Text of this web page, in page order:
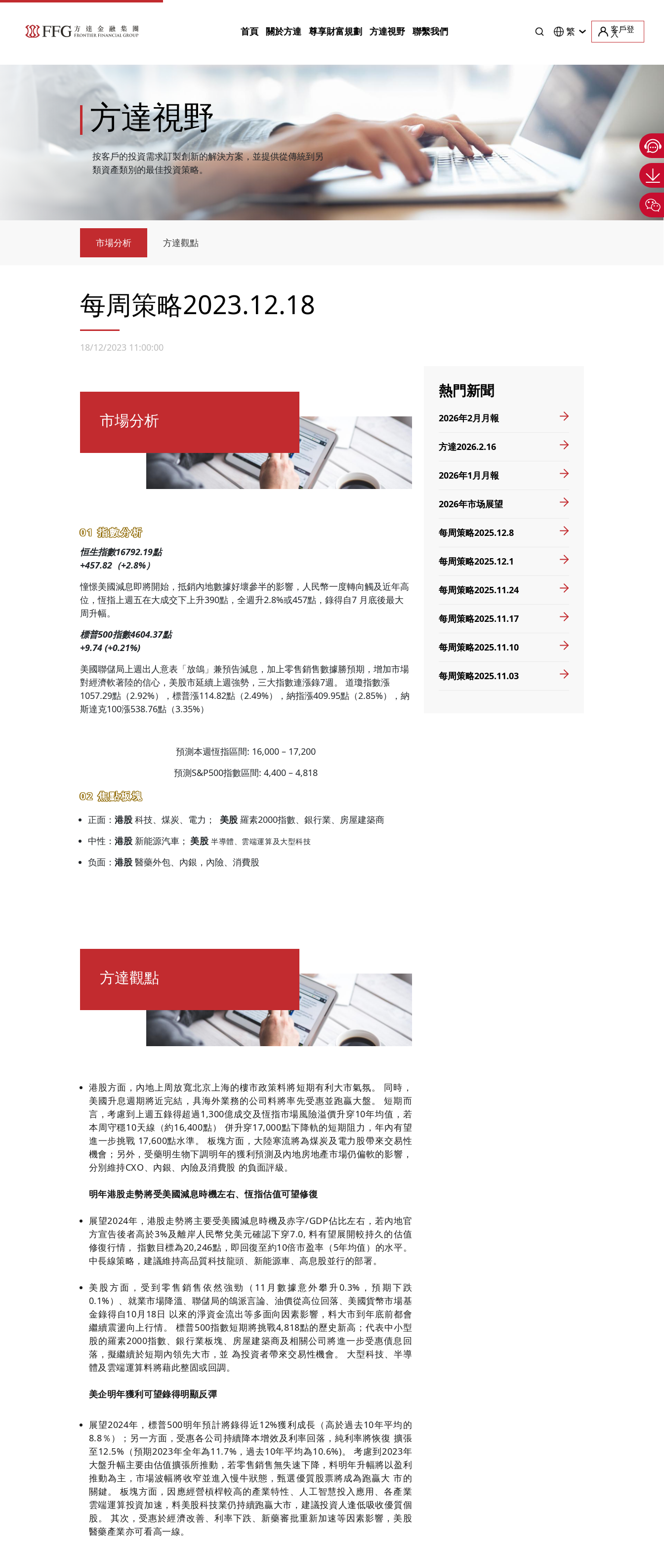
首頁 關於方達 尊享財富規劃 方達視野 聯繫我們 繁 客戶登
入
方達視野
按客戶的投資需求訂製創新的解決方案，並提供從傳統到另
類資產類別的最佳投資策略。
市場分析 方達觀點
每周策略2023.12.18
18/12/2023 11:00:00
市場分析
01 指數分析
恒生指數16792.19點
+457.82（+2.8%）
憧憬美國減息即將開始，抵銷內地數據好壞參半的影響，人民幣一度轉向觸及近年高
位，恆指上週五在大成交下上升390點，全週升2.8%或457點，錄得自7 月底後最大
周升幅。
標普500指數4604.37點
+9.74 (+0.21%)
美國聯儲局上週出人意表「放鴿」兼預告減息，加上零售銷售數據勝預期，增加市場
對經濟軟著陸的信心，美股市延續上週強勢，三大指數連漲錄7週。 道瓊指數漲
1057.29點（2.92%），標普漲114.82點（2.49%），納指漲409.95點（2.85%），納
斯達克100漲538.76點（3.35%）
預測本週恆指區間: 16,000 – 17,200
預測S&P500指數區間:4,400 – 4,818
02 焦點板塊
正面： 港股科技、煤炭、電力； 美股羅素2000指數、銀行業、房屋建築商
中性： 港股新能源汽車； 美股 半導體、雲端運算及大型科技
负面： 港股醫藥外包、內銀，內險、消費股
方達觀點
港股方面，內地上周放寬北京上海的樓市政策料將短期有利大市氣氛。 同時，
美國升息週期將近完結，具海外業務的公司料將率先受惠並跑贏大盤。 短期而
言，考慮到上週五錄得超過1,300億成交及恆指市場風險溢價升穿10年均值，若
本周守穩10天線（約16,400點） 併升穿17,000點下降軌的短期阻力，年內有望
進一步挑戰 17,600點水準。 板塊方面，大陸寒流將為煤炭及電力股帶來交易性
機會；另外，受藥明生物下調明年的獲利預測及內地房地產市場仍偏軟的影響，
分別維持CXO、內銀、內險及消費股 的負面評級。
明年港股走勢將受美國減息時機左右、恆指估值可望修復
展望2024年，港股走勢將主要受美國減息時機及赤字/GDP佔比左右，若內地官
方宣告後者高於3%及離岸人民幣兌美元確認下穿7.0, 料有望展開較持久的估值
修復行情， 指數目標為20,246點，即回復至約10倍市盈率（5年均值）的水平。
中長線策略，建議維持高品質科技龍頭、新能源車、高息股並行的部署。
美股方面，受到零售銷售依然強勁（11月數據意外攀升0.3%，預期下跌
0.1%）、就業市場降溫、聯儲局的鴿派言論、油價從高位回落、美國貨幣市場基
金錄得自10月18日 以來的淨資金流出等多面向因素影響，料大市到年底前都會
繼續震盪向上行情。 標普500指數短期將挑戰4,818點的歷史新高；代表中小型
股的羅素2000指數、銀行業板塊、房屋建築商及相關公司將進一步受惠債息回
落，擬繼續於短期內領先大市，並 為投資者帶來交易性機會。 大型科技、半導
體及雲端運算料將藉此整固或回調。
美企明年獲利可望錄得明顯反彈
展望2024年，標普500明年預計將錄得近12%獲利成長（高於過去10年平均的
8.8％）；另一方面，受惠各公司持續降本增效及利率回落，純利率將恢復 擴張
至12.5%（預期2023年全年為11.7%，過去10年平均為10.6%)。 考慮到2023年
大盤升幅主要由估值擴張所推動，若零售銷售無失速下降，料明年升幅將以盈利
推動為主，市場波幅將收窄並進入慢牛狀態，甄選優質股票將成為跑贏大 市的
關鍵。 板塊方面，因應經營槓桿較高的產業特性、人工智慧投入應用、各產業
雲端運算投資加速，料美股科技業仍持續跑贏大市，建議投資人逢低吸收優質個
股。 其次，受惠於經濟改善、利率下跌、新藥審批重新加速等因素影響，美股
醫藥產業亦可看高一線。
熱門新聞
2026年2月月報
方達2026.2.16
2026年1月月報
2026年市场展望
每周策略2025.12.8
每周策略2025.12.1
每周策略2025.11.24
每周策略2025.11.17
每周策略2025.11.10
每周策略2025.11.03